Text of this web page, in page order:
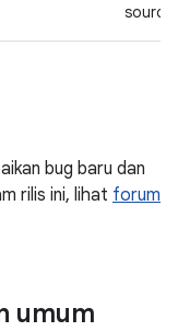
source
bug baru dan
rilis ini, lihat forum
umum